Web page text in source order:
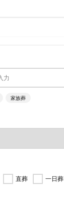
家族葬
直葬 一日葬